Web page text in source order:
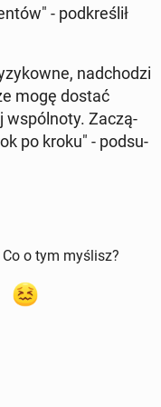
- pod­kre­ślił
nad­cho­dzi
mogę dostać
wspól­no­ty. Za­czą­
po kroku" - pod­su­
o tym myślisz?